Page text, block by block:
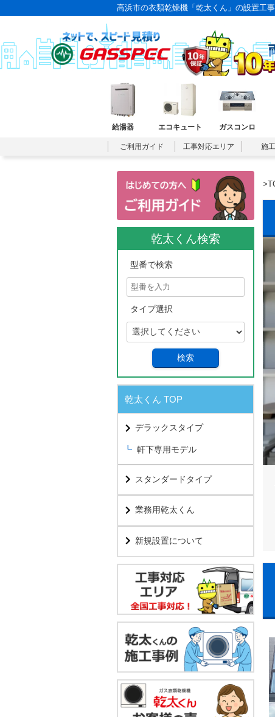
高浜市の衣類乾燥機「乾太くん」の設置工
給湯器 エコキュート ガスコンロ
ご利用ガイド 工事対応エリア 施
乾太くん検索
型番で検索
タイプ選択
検索
乾太くん TOP
デラックスタイプ
軒下専用モデル
スタンダードタイプ
業務用乾太くん
新規設置について
>